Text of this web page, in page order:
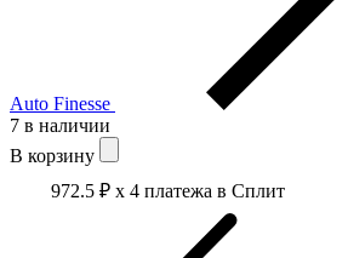
Auto Finesse
7 в наличии
В корзину
972.5 ₽x 4 платежа в Сплит